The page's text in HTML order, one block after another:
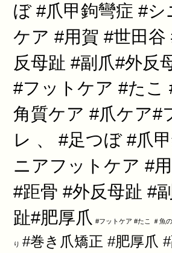
ぼ #爪甲鉤彎症 #シ
ケア #用賀 #世田谷
反母趾 #副爪#外反
#フットケア #たこ
角質ケア #爪ケア#
レ 、 #足つぼ #爪
ニアフットケア #
#距骨 #外反母趾 #
趾#肥厚爪 #フットケア #たこ ＃魚
り #巻き爪矯正 #肥厚爪